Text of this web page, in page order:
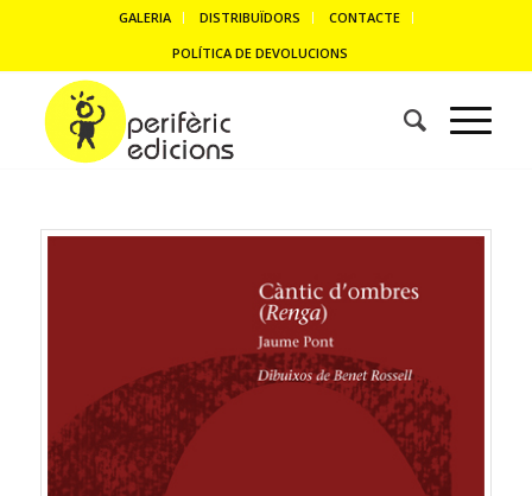
GALERIA DISTRIBUÏDORS
CONTACTE
POLÍTICA DE DEVOLUCIONS